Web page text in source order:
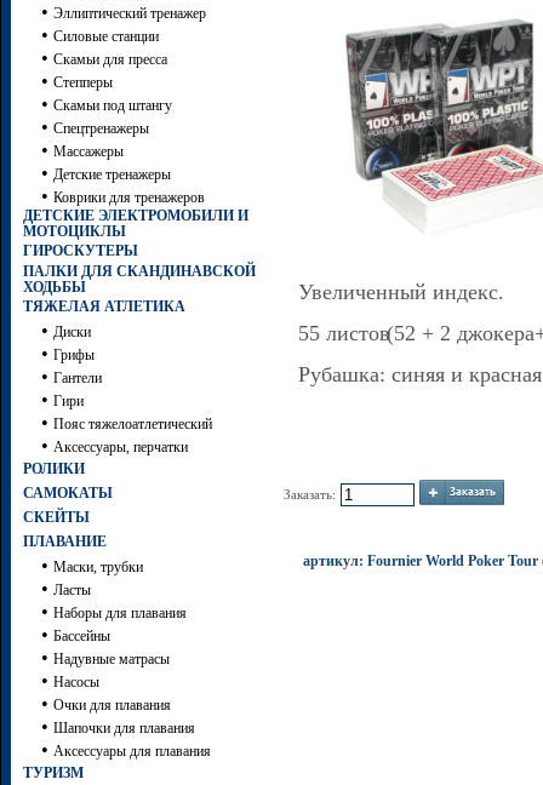
• Эллиптический тренажер
• Силовые станции
• Скамьи для пресса
• Степперы
• Скамьи под штангу
• Спецтренажеры
• Массажеры
• Детские тренажеры
• Коврики для тренажеров
ДЕТСКИЕ ЭЛЕКТРОМОБИЛИ И
МОТОЦИКЛЫ
ГИРОСКУТЕРЫ
ПАЛКИ ДЛЯ СКАНДИНАВСКОЙ
ХОДЬБЫ
ТЯЖЕЛАЯ АТЛЕТИКА
• Диски
• Грифы
• Гантели
• Гири
• Пояс тяжелоатлетический
• Аксессуары, перчатки
РОЛИКИ
САМОКАТЫ
СКЕЙТЫ
ПЛАВАНИЕ
• Маски, трубки
• Ласты
• Наборы для плавания
• Бассейны
• Надувные матрасы
• Насосы
• Очки для плавания
• Шапочки для плавания
• Аксессуары для плавания
ТУРИЗМ
Увеличенный индекс.
55 листов(52 + 2
Рубашка: синяя и
Заказать:
артикул: Fournier World Poker Tour